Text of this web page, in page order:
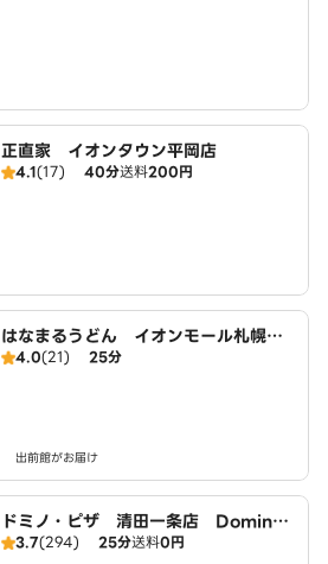
正直家 イオンタウン平岡店
4.1(17) 40分送料200円
はなまるうどん イオンモール札幌平
岡店
4.0(21) 25分
出前館がお届け
ドミノ・ピザ 清田一条店 Domin
o's3.7(294) 25分送料0円